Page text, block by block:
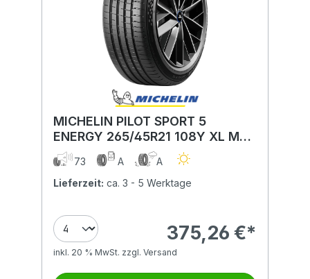
MICHELIN PILOT SPORT 5
ENERGY 265/45R21 108Y XL MFS
BSW
73 A
A
Lieferzeit: ca. 3 - 5 Werktage
375,26 €*
inkl. 20 % MwSt. zzgl. Versand